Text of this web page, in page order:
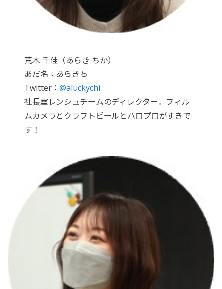
荒木 千佳（あらき ちか）
あだ名：あらきち
Twitter：@aluckychi
社長室レンシュチームのディレクター。 フィル
ムカメラとクラフトビールとハロプロがすきで
す！